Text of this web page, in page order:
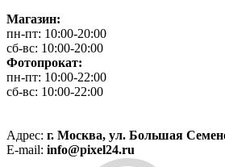
Магазин:
пн-пт: 10:00-20:00
сб-вс: 10:00-20:00
Фотопрокат:
пн-пт: 10:00-22:00
сб-вс: 10:00-22:00
Адрес: г. Москва, ул. Большая
E-mail: info@pixel24.ru